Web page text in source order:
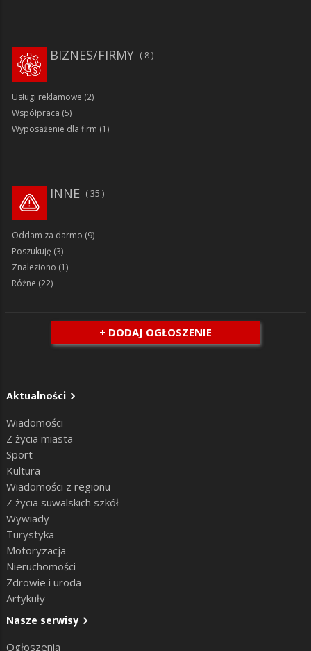
8
BIZNES/FIRMY
Usługi reklamowe (2)
Współpraca (5)
Wyposażenie dla firm (1)
35
INNE
Oddam za darmo (9)
Poszukuję (3)
Znaleziono (1)
Różne (22)
+ DODAJ OGŁOSZENIE
Aktualności
Wiadomości
Z życia miasta
Sport
Kultura
Wiadomości z regionu
Z życia suwalskich szkół
Wywiady
Turystyka
Motoryzacja
Nieruchomości
Zdrowie i uroda
Artykuły
Nasze serwisy
Ogłoszenia